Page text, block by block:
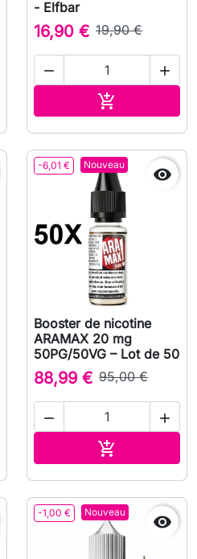
- Elfbar
16,90 € 19,90 €
 

-6,01 € Nouveau

Booster de nicotine
ARAMAX 20 mg
50PG/50VG – Lot de 50
88,99 € 95,00 €
 

-1,00 € Nouveau
